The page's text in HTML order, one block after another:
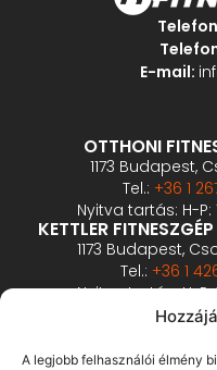
A legjobb felhasználói élmény
E-mail:
OTTHONI
1173 Budapest,
Tel.: +36 1
Nyitva tartás: H-P:
KETTLER
1173 Budapest,
Tel.: +36 1
Nyitva tartás: H-P:
PROFESSZIONÁLIS
2360
Tel.: